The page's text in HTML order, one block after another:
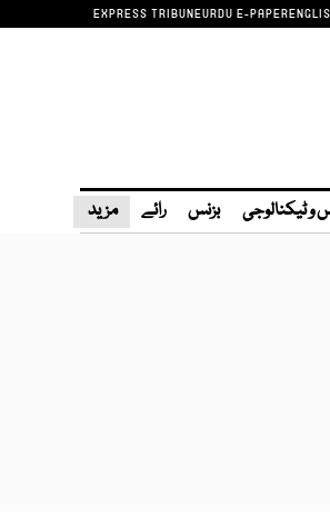
EXPRESS TRIBUNEURDU E-PAPER
و ٹیکنالوجی بزنس رائے مزید